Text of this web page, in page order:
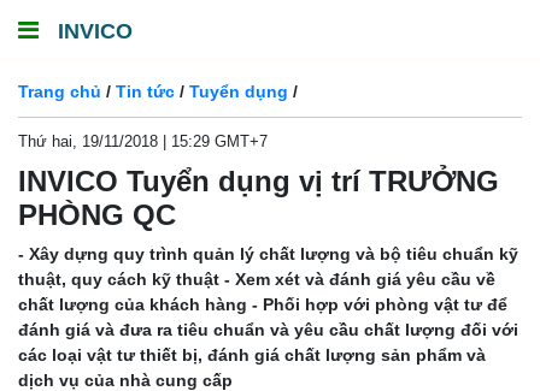
INVICO
Trang chủ / Tin tức / Tuyển dụng /
Thứ hai, 19/11/2018 | 15:29 GMT+7
INVICO Tuyển dụng vị trí TRƯỞNG
PHÒNG QC
- Xây dựng quy trình quản lý chất lượng và bộ tiêu chuẩn kỹ
thuật, quy cách kỹ thuật - Xem xét và đánh giá yêu cầu về
chất lượng của khách hàng - Phối hợp với phòng vật tư để
đánh giá và đưa ra tiêu chuẩn và yêu cầu chất lượng đối với
các loại vật tư thiết bị, đánh giá chất lượng sản phẩm và
dịch vụ của nhà cung cấp